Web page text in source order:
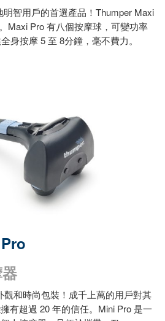
智用戶的首選產品！Thumper Maxi
Maxi Pro 有八個按摩球，可變功率
身按摩 5 至 8分鐘，毫不費力。
觀和時尚包裝！成千上萬的用戶對其
有超過 20 年的信任。Mini Pro 是一